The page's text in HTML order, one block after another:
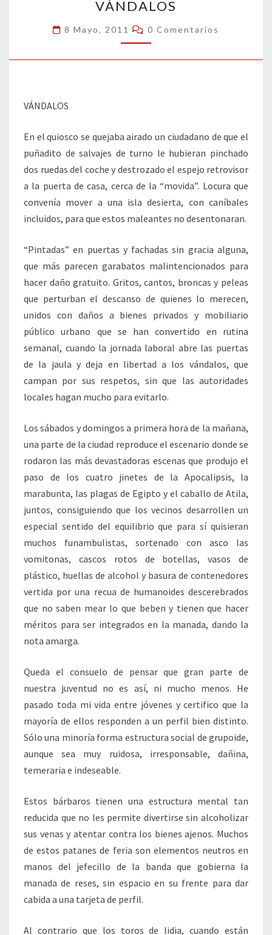
VÁNDALOS
8 Mayo, 2011 Comentarios
0 Comentarios
VÁNDALOS
En el quiosco se quejaba airado un ciudadano de que el
puñadito de salvajes de turno le hubieran pinchado
dos ruedas del coche y destrozado el espejo retrovisor
a la puerta de casa, cerca de la “movida”. Locura que
convenía mover a una isla desierta, con caníbales
incluidos, para que estos maleantes no desentonaran.
“Pintadas” en puertas y fachadas sin gracia alguna,
que más parecen garabatos malintencionados para
hacer daño gratuito. Gritos, cantos, broncas y peleas
que perturban el descanso de quienes lo merecen,
unidos con daños a bienes privados y mobiliario
público urbano que se han convertido en rutina
semanal, cuando la jornada laboral abre las puertas
de la jaula y deja en libertad a los vándalos, que
campan por sus respetos, sin que las autoridades
locales hagan mucho para evitarlo.
Los sábados y domingos a primera hora de la mañana,
una parte de la ciudad reproduce el escenario donde se
rodaron las más devastadoras escenas que produjo el
paso de los cuatro jinetes de la Apocalipsis, la
marabunta, las plagas de Egipto y el caballo de Atila,
juntos, consiguiendo que los vecinos desarrollen un
especial sentido del equilibrio que para sí quisieran
muchos funambulistas, sortenado con asco las
vomitonas, cascos rotos de botellas, vasos de
plástico, huellas de alcohol y basura de contenedores
vertida por una recua de humanoides descerebrados
que no saben mear lo que beben y tienen que hacer
méritos para ser integrados en la manada, dando la
nota amarga.
Queda el consuelo de pensar que gran parte de
nuestra juventud no es así, ni mucho menos. He
pasado toda mi vida entre jóvenes y certifico que la
mayoría de ellos responden a un perfil bien distinto.
Sólo una minoría forma estructura social de grupoide,
aunque sea muy ruidosa, irresponsable, dañina,
temeraria e indeseable.
Estos bárbaros tienen una estructura mental tan
reducida que no les permite divertirse sin alcoholizar
sus venas y atentar contra los bienes ajenos. Muchos
de estos patanes de feria son elementos neutros en
manos del jefecillo de la banda que gobierna la
manada de reses, sin espacio en su frente para dar
cabida a una tarjeta de perfil.
Al contrario que los toros de lidia, cuando están